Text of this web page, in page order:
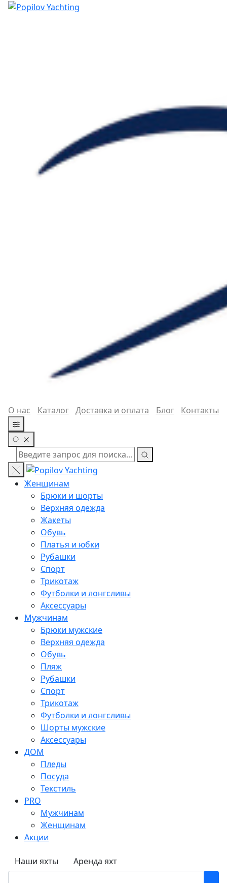
О нас Каталог Доставка и оплата Блог Контакты
Женщинам
Брюки и шорты
Верхняя одежда
Жакеты
Обувь
Платья и юбки
Рубашки
Спорт
Трикотаж
Футболки и лонгсливы
Аксессуары
Мужчинам
Брюки мужские
Верхняя одежда
Обувь
Пляж
Рубашки
Спорт
Трикотаж
Футболки и лонгсливы
Шорты мужские
Аксессуары
ДОМ
Пледы
Посуда
Текстиль
PRO
Мужчинам
Женщинам
Акции
Наши яхты Аренда яхт